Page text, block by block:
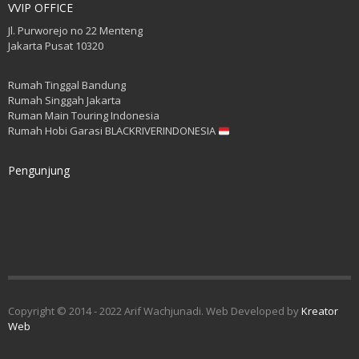
VVIP OFFICE
Jl. Purworejo no 22 Menteng
Jakarta Pusat 10320
Rumah Tinggal Bandung
Rumah Singgah Jakarta
Ruman Main Touring Indonesia
Rumah Hobi Garasi BLACKRIVERINDONESIA
Pengunjung
Copyright © 2014 - 2022 Arif Wachjunadi. Web Developed byKreator
Web